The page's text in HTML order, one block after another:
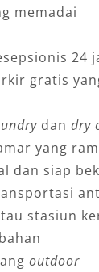
memadai
24
gratis
dan dry
yang
dan siap
stasiun
outdoor